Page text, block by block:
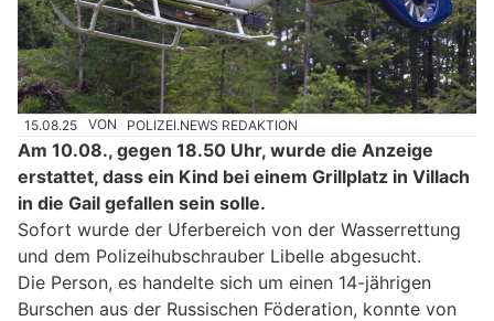
15.08.25 VON POLIZEI.NEWS REDAKTION
Am 10.08., gegen 18.50 Uhr, wurde die Anzeige
erstattet, dass ein Kind bei einem Grillplatz in Villach
in die Gail gefallen sein solle.
Sofort wurde der Uferbereich von der Wasserrettung
und dem Polizeihubschrauber Libelle abgesucht.
Die Person, es handelte sich um einen 14-jährigen
Burschen aus der Russischen Föderation, konnte von